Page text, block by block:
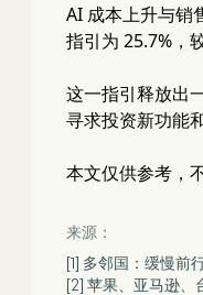
AI 成本上升与销
指引为 25.7%，
这一指引释放出
寻求投资新功能
本文仅供参考，
来源：
[1] 多邻国：缓慢前
[2] 苹果、亚马逊、